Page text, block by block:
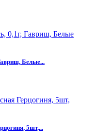
Белые...
5шт,...